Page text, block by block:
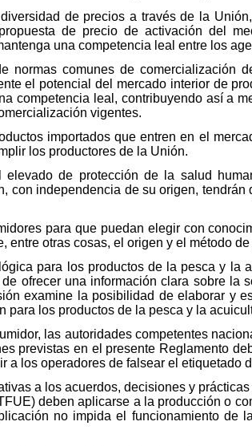
de precios a través de la
de precio de activación del
una competencia leal entre los
normas comunes de comercialización
el potencial del mercado interior de
competencia leal, contribuyendo así a
vigentes.
importados que entren en el
los productores de la Unión.
de protección de la salud
con independencia de su origen,
para que puedan elegir con
entre otras cosas, el origen y el método
para los productos de la pesca y la
ofrecer una información clara sobre la
examine la posibilidad de elaborar y
para los productos de la pesca y la
las autoridades competentes
previstas en el presente Reglamento
a los operadores de falsear el etiquetado
a los acuerdos, decisiones y
deben aplicarse a la producción o
no impida el funcionamiento de